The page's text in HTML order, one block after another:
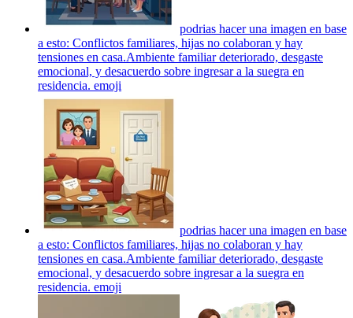
podrias hacer una imagen en base
a esto: Conflictos familiares, hijas no colaboran y hay
tensiones en casa.Ambiente familiar deteriorado, desgaste
emocional, y desacuerdo sobre ingresar a la suegra en
residencia. emoji
podrias hacer una imagen en base
a esto: Conflictos familiares, hijas no colaboran y hay
tensiones en casa.Ambiente familiar deteriorado, desgaste
emocional, y desacuerdo sobre ingresar a la suegra en
residencia. emoji